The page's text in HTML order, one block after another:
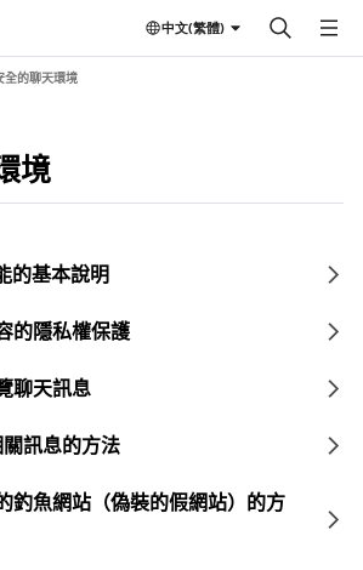
中文(繁體)
全的聊天環境
境
的基本說明
的隱私權保護
聊天訊息
訊息的方法
釣魚網站（偽裝的假網站）的方